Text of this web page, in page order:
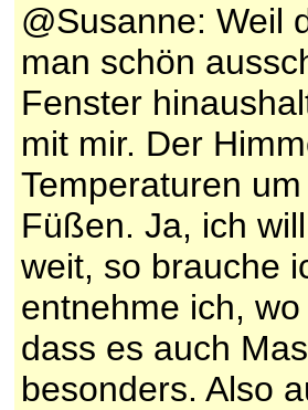
@Susanne: Weil
man schön
Fenster
mit mir. Der
Temperaturen
Füßen. Ja, ich
weit, so brauche
entnehme ich,
dass es auch
besonders. Also